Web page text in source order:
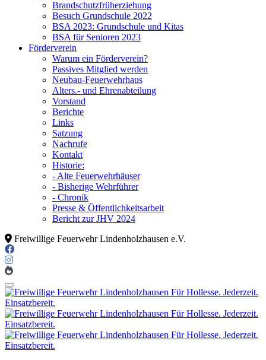
Brandschutzfrüherziehung
Besuch Grundschule 2022
BSA 2023: Grundschule und Kitas
BSA für Senioren 2023
Förderverein
Warum ein Förderverein?
Passives Mitglied werden
Neubau-Feuerwehrhaus
Alters.- und Ehrenabteilung
Vorstand
Berichte
Links
Satzung
Nachrufe
Kontakt
Historie:
- Alte Feuerwehrhäuser
- Bisherige Wehrführer
- Chronik
Presse & Öffentlichkeitsarbeit
Bericht zur JHV 2024
Freiwillige Feuerwehr Lindenholzhausen e.V.